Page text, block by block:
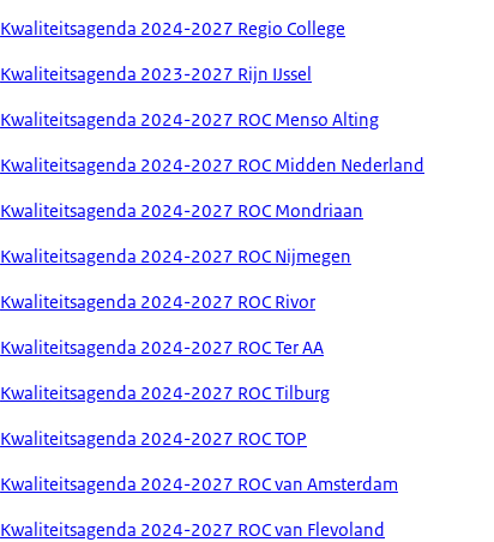
Kwaliteitsagenda 2024-2027 Regio College
Kwaliteitsagenda 2023-2027 Rijn IJssel
Kwaliteitsagenda 2024-2027 ROC Menso Alting
Kwaliteitsagenda 2024-2027 ROC Midden Nederland
Kwaliteitsagenda 2024-2027 ROC Mondriaan
Kwaliteitsagenda 2024-2027 ROC Nijmegen
Kwaliteitsagenda 2024-2027 ROC Rivor
Kwaliteitsagenda 2024-2027 ROC Ter AA
Kwaliteitsagenda 2024-2027 ROC Tilburg
Kwaliteitsagenda 2024-2027 ROC TOP
Kwaliteitsagenda 2024-2027 ROC van Amsterdam
Kwaliteitsagenda 2024-2027 ROC van Flevoland